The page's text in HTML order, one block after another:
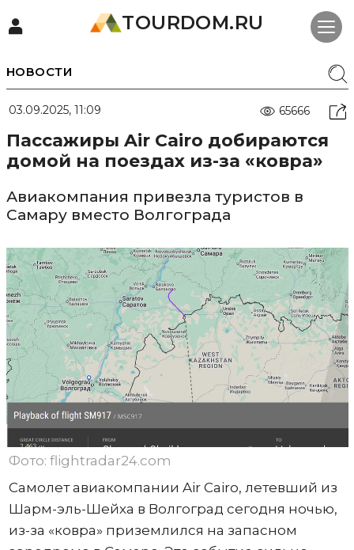
TOURDOM.RU
НОВОСТИ
03.09.2025, 11:09 65666
Пассажиры Air Cairo добираются
домой на поездах из-за «ковра»
Авиакомпания привезла туристов в
Самару вместо Волгограда
Фото: flightradar24.com
Самолет авиакомпании Air Cairo, летевший из
Шарм-эль-Шейха в Волгоград сегодня ночью,
из-за «ковра» приземлился на запасном